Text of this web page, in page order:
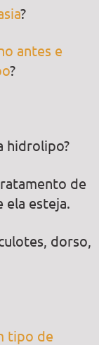
?
antes e
?
hidrolipo?
de
ela esteja.
dorso,
tipo de